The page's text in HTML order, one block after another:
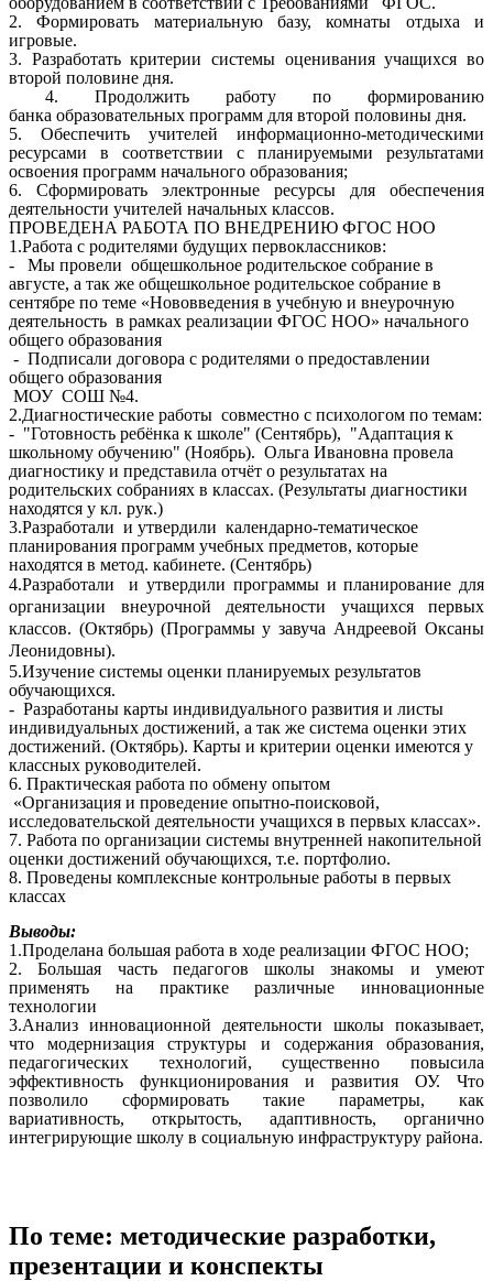
2. Формировать материальную базу, комнаты отдыха и
игровые.
3. Разработать критерии системы оценивания учащихся во
второй половине дня.
4. Продолжить работу по формированию
банка образовательных программ для второй половины дня.
5. Обеспечить учителей информационно-методическими
ресурсами в соответствии с планируемыми результатами
освоения программ начального образования;
6. Сформировать электронные ресурсы для обеспечения
деятельности учителей начальных классов.
ПРОВЕДЕНА РАБОТА ПО ВНЕДРЕНИЮ ФГОС НОО
1.Работа с родителями будущих первоклассников:
- Мы провели общешкольное родительское собрание в
августе, а так же общешкольное родительское собрание в
сентябре по теме «Нововведения в учебную и внеурочную
деятельность в рамках реализации ФГОС НОО» начального
общего образования
- Подписали договора с родителями о предоставлении
общего образования
МОУ СОШ №4.
2.Диагностические работы совместно с психологом по темам:
- "Готовность ребёнка к школе" (Сентябрь), "Адаптация к
школьному обучению" (Ноябрь). Ольга Ивановна провела
диагностику и представила отчёт о результатах на
родительских собраниях в классах. (Результаты диагностики
находятся у кл. рук.)
3.Разработали и утвердили календарно-тематическое
планирования программ учебных предметов, которые
находятся в метод. кабинете. (Сентябрь)
4.Разработали и утвердили программы и планирование для
организации внеурочной деятельности учащихся первых
классов. (Октябрь) (Программы у завуча Андреевой Оксаны
Леонидовны).
5.Изучение системы оценки планируемых результатов
обучающихся.
- Разработаны карты индивидуального развития и листы
индивидуальных достижений, а так же система оценки этих
достижений. (Октябрь). Карты и критерии оценки имеются у
классных руководителей.
6. Практическая работа по обмену опытом
«Организация и проведение опытно-поисковой,
исследовательской деятельности учащихся в первых классах».
7. Работа по организации системы внутренней накопительной
оценки достижений обучающихся, т.е. портфолио.
8. Проведены комплексные контрольные работы в первых
классах
Выводы:
1.Проделана большая работа в ходе реализации ФГОС НОО;
2. Большая часть педагогов школы знакомы и умеют
применять на практике различные инновационные
технологии
3.Анализ инновационной деятельности школы показывает,
что модернизация структуры и содержания образования,
педагогических технологий, существенно повысила
эффективность функционирования и развития ОУ. Что
позволило сформировать такие параметры, как
вариативность, открытость, адаптивность, органично
интегрирующие школу в социальную инфраструктуру района.
По теме: методические разработки,
презентации и конспекты